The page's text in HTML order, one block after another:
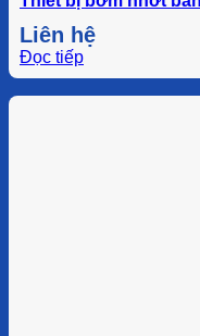
Liên hệ
Đọc tiếp